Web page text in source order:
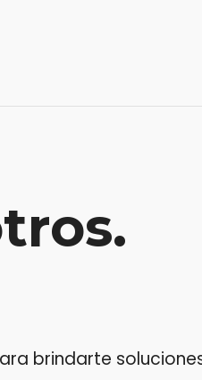
brindarte